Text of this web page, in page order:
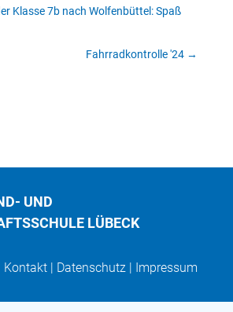
Klasse 7b nach Wolfenbüttel: Spaß
Fahrradkontrolle '24 →
UND
LÜBECK
Kontakt | Datenschutz | Impressum